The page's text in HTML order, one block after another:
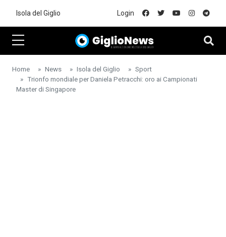
Isola del Giglio Login
Home News Isola del Giglio
Sport
Trionfo mondiale per Daniela Petracchi: oro ai Campionati
Master di Singapore